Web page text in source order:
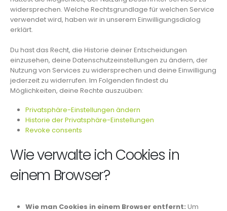
widersprechen. Welche Rechtsgrundlage für welchen Service
verwendet wird, haben wir in unserem Einwilligungsdialog
erklärt.
Du hast das Recht, die Historie deiner Entscheidungen
einzusehen, deine Datenschutzeinstellungen zu ändern, der
Nutzung von Services zu widersprechen und deine Einwilligung
jederzeit zu widerrufen. Im Folgenden findest du
Möglichkeiten, deine Rechte auszuüben:
Privatsphäre-Einstellungen ändern
Historie der Privatsphäre-Einstellungen
Revoke consents
Wie verwalte ich Cookies in
einem Browser?
Wie man Cookies in einem Browser entfernt: Um